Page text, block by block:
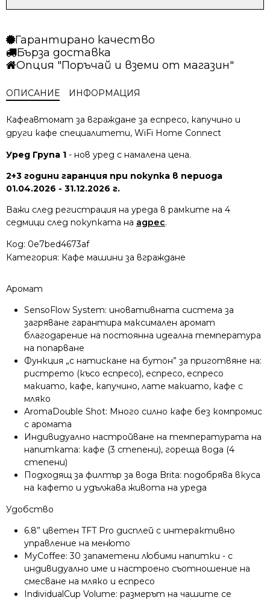
Bosch
CTL7181B0
Гарантирано качество
Бърза доставка
Опция "Поръчай и вземи от магазин"
ОПИСАНИЕ ИНФОРМАЦИЯ
Кафеавтомат за вграждане за еспресо, капучино и
други кафе специалитети, WiFi Home Connect
Уред Група 1 - нов уред с намалена цена.
2+3 години гаранция при покупка в периода
01.04.2026 - 31.12.2026 г.
Важи след регистрация на уреда в рамките на 4
седмици след покупката на адрес.
Код: 0e7bed4673af
Категория: Кафе машини за вграждане
Аромат
SensoFlow System: иновативната система за
загряване гарантира максимален аромат
благодарение на постоянна идеална температура
на попарване
Функция „с натискане на бутон” за приготвяне на:
ристрето (късо еспресо), еспресо, еспресо
макиато, кафе, капучино, лате макиато, кафе с
мляко
AromaDouble Shot: Много силно кафе без компромис
с аромата
Индивидуално настройване на температурата на
напитката: кафе (3 степени), гореща вода (4
степени)
Подходящ за филтър за вода Brita: подобрява вкуса
на кафето и удължава живота на уреда
Удобство
6.8” цветен TFT Pro дисплей с интерактивно
управление на менюто
MyCoffee: 30 запаметени любими напитки - с
индивидуално име и настроено съотношение на
смесване на мляко и еспресо
IndividualCup Volume: размерът на чашите се